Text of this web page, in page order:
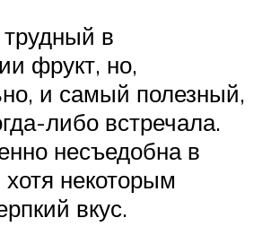
в
фрукт, но,
и самый полезный,
либо встречала.
несъедобна в
некоторым
вкус.